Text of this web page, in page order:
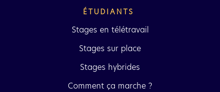
ÉTUDIANTS
Stages en télétravail
Stages sur place
Stages hybrides
Comment ça marche ?